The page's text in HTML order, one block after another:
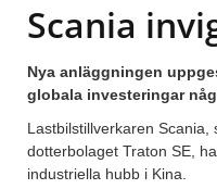
Scania
Nya anläggningen
globala investeringar
Lastbilstillverkaren Scania,
dotterbolaget Traton SE,
industriella hubb i Kina.